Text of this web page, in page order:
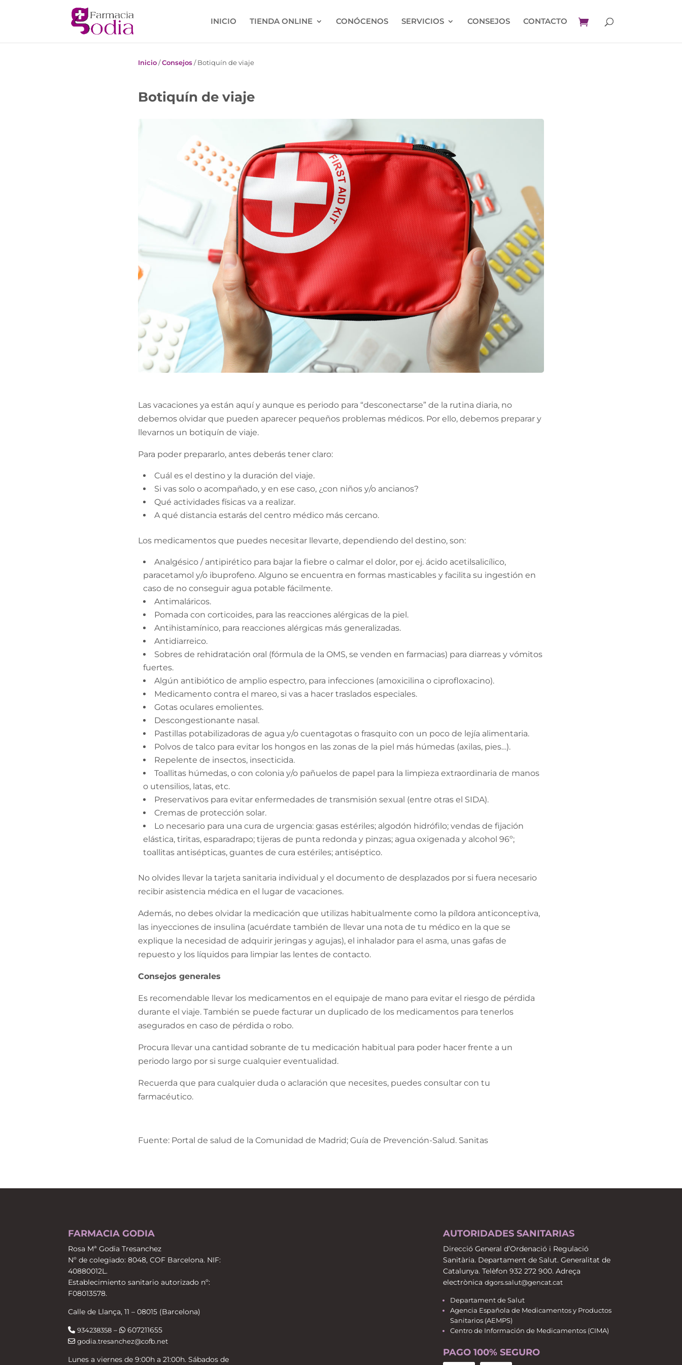
INICIO TIENDA ONLINE CONÓCENOS SERVICIOS CONSEJOS CONTACTO
Inicio/Consejos/Botiquín de viaje
Botiquín de viaje
Las vacaciones ya están aquí y aunque es periodo para “desconectarse” de la rutina diaria, no
debemos olvidar que pueden aparecer pequeños problemas médicos. Por ello, debemos preparar y
llevarnos un botiquín de viaje.
Para poder prepararlo, antes deberás tener claro:
Cuál es el destino y la duración del viaje.
Si vas solo o acompañado, y en ese caso, ¿con niños y/o ancianos?
Qué actividades físicas va a realizar.
A qué distancia estarás del centro médico más cercano.
Los medicamentos que puedes necesitar llevarte, dependiendo del destino, son:
Analgésico / antipirético para bajar la fiebre o calmar el dolor, por ej. ácido acetilsalicílico,
paracetamol y/o ibuprofeno. Alguno se encuentra en formas masticables y facilita su ingestión en
caso de no conseguir agua potable fácilmente.
Antimaláricos.
Pomada con corticoides, para las reacciones alérgicas de la piel.
Antihistamínico, para reacciones alérgicas más generalizadas.
Antidiarreico.
Sobres de rehidratación oral (fórmula de la OMS, se venden en farmacias) para diarreas y vómitos
fuertes.
Algún antibiótico de amplio espectro, para infecciones (amoxicilina o ciprofloxacino).
Medicamento contra el mareo, si vas a hacer traslados especiales.
Gotas oculares emolientes.
Descongestionante nasal.
Pastillas potabilizadoras de agua y/o cuentagotas o frasquito con un poco de lejía alimentaria.
Polvos de talco para evitar los hongos en las zonas de la piel más húmedas (axilas, pies…).
Repelente de insectos, insecticida.
Toallitas húmedas, o con colonia y/o pañuelos de papel para la limpieza extraordinaria de manos
o utensilios, latas, etc.
Preservativos para evitar enfermedades de transmisión sexual (entre otras el SIDA).
Cremas de protección solar.
Lo necesario para una cura de urgencia: gasas estériles; algodón hidrófilo; vendas de fijación
elástica, tiritas, esparadrapo; tijeras de punta redonda y pinzas; agua oxigenada y alcohol 96º;
toallitas antisépticas, guantes de cura estériles; antiséptico.
No olvides llevar la tarjeta sanitaria individual y el documento de desplazados por si fuera necesario
recibir asistencia médica en el lugar de vacaciones.
Además, no debes olvidar la medicación que utilizas habitualmente como la píldora anticonceptiva,
las inyecciones de insulina (acuérdate también de llevar una nota de tu médico en la que se
explique la necesidad de adquirir jeringas y agujas), el inhalador para el asma, unas gafas de
repuesto y los líquidos para limpiar las lentes de contacto.
Consejos generales
Es recomendable llevar los medicamentos en el equipaje de mano para evitar el riesgo de pérdida
durante el viaje. También se puede facturar un duplicado de los medicamentos para tenerlos
asegurados en caso de pérdida o robo.
Procura llevar una cantidad sobrante de tu medicación habitual para poder hacer frente a un
periodo largo por si surge cualquier eventualidad.
Recuerda que para cualquier duda o aclaración que necesites, puedes consultar con tu
farmacéutico.
Fuente: Portal de salud de la Comunidad de Madrid; Guía de Prevención-Salud. Sanitas
FARMACIA GODIA
Rosa Mª Godia Tresanchez
Nº de colegiado: 8048, COF Barcelona. NIF:
40880012L.
Establecimiento sanitario autorizado nº:
F08013578.
Calle de Llança, 11 – 08015 (Barcelona)
934238358 – 607211655
godia.tresanchez@cofb.net
Lunes a viernes de 9:00h a 21:00h. Sábados de
AUTORIDADES SANITARIAS
Direcció General d’Ordenació i Regulació
Sanitària. Departament de Salut. Generalitat de
Catalunya. Telèfon 932 272 900. Adreça
electrònica dgors.salut@gencat.cat
Departament de Salut
Agencia Española de Medicamentos y Productos
Sanitarios (AEMPS)
Centro de Información de Medicamentos (CIMA)
PAGO 100% SEGURO